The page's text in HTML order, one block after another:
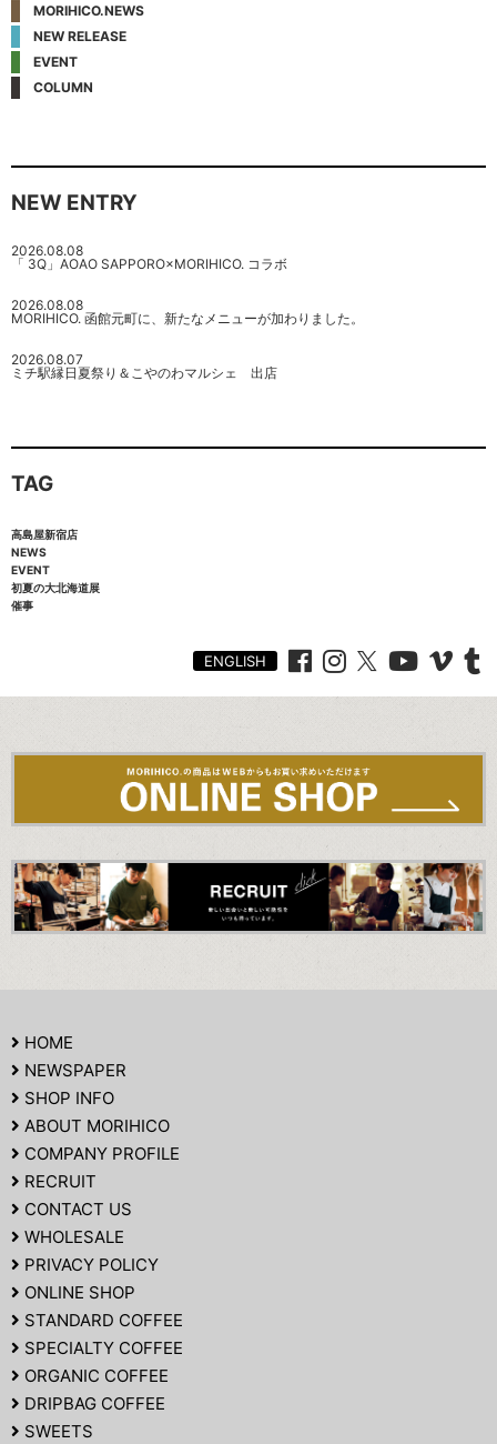
MORIHICO.NEWS
NEW RELEASE
EVENT
COLUMN
NEW ENTRY
2026.08.08
「 3Q」AOAO SAPPORO×MORIHICO. コラボ
2026.08.08
MORIHICO. 函館元町に、新たなメニューが加わりました。
2026.08.07
ミチ駅縁日夏祭り＆こやのわマルシェ 出店
TAG
高島屋新宿店
NEWS
EVENT
初夏の大北海道展
催事
ENGLISH
HOME
NEWSPAPER
SHOP INFO
ABOUT MORIHICO
COMPANY PROFILE
RECRUIT
CONTACT US
WHOLESALE
PRIVACY POLICY
ONLINE SHOP
STANDARD COFFEE
SPECIALTY COFFEE
ORGANIC COFFEE
DRIPBAG COFFEE
SWEETS